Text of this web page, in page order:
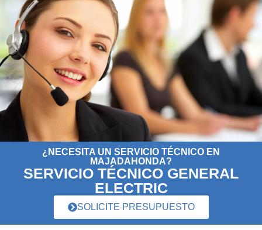
¿NECESITA UN SERVICIO TÉCNICO EN
MAJADAHONDA?
SERVICIO TÉCNICO GENERAL
ELECTRIC
SOLICITE PRESUPUESTO